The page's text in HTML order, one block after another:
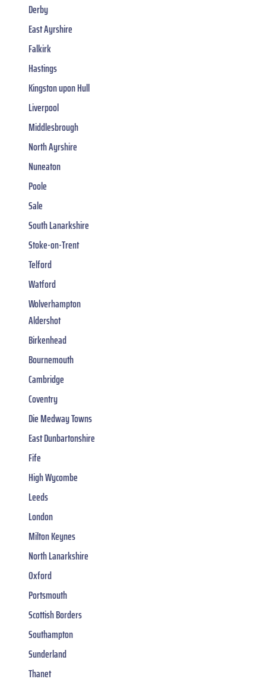
Derby
East Ayrshire
Falkirk
Hastings
Kingston upon Hull
Liverpool
Middlesbrough
North Ayrshire
Nuneaton
Poole
Sale
South Lanarkshire
Stoke-on-Trent
Telford
Watford
Wolverhampton
Aldershot
Birkenhead
Bournemouth
Cambridge
Coventry
Die Medway Towns
East Dunbartonshire
Fife
High Wycombe
Leeds
London
Milton Keynes
North Lanarkshire
Oxford
Portsmouth
Scottish Borders
Southampton
Sunderland
Thanet